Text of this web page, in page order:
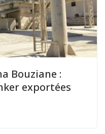
Bouziane :
exportées